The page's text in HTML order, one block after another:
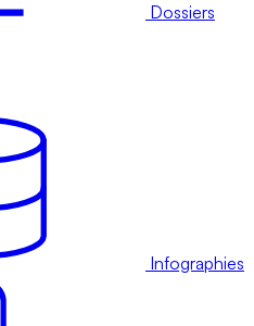
Dossiers
Infographies